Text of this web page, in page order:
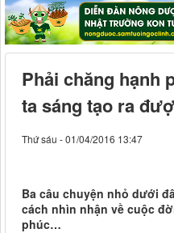
Phải chăng hạnh
ta sáng tạo ra
Thứ sáu - 01/04/2016 13:47
Ba câu chuyện nhỏ dưới
cách nhìn nhận về cuộc
phúc…